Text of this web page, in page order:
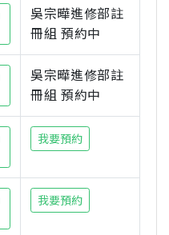
吳宗曄進修部註
冊組 預約中
吳宗曄進修部註
冊組 預約中
我要預約
我要預約